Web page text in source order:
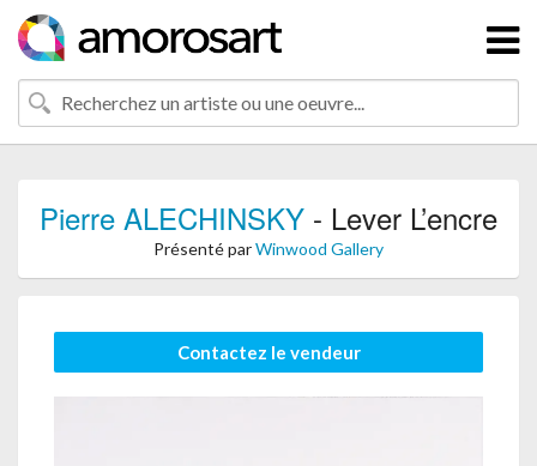
Pierre ALECHINSKY - Lever L’encre
Présenté parWinwood Gallery
Contactez le vendeur